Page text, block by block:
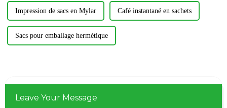
Impression de sacs en Mylar Café instantané en sachets
Sacs pour emballage hermétique
Leave Your Message